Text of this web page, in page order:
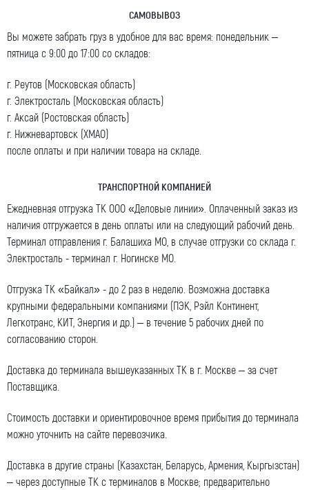
САМОВЫВОЗ
Вы можете забрать груз в удобное для вас время: понедельник –
пятница с 9:00 до 17:00 со складов:
г. Реутов (Московская область)
г. Электросталь (Московская область)
г. Аксай (Ростовская область)
г. Нижневартовск (ХМАО)
после оплаты и при наличии товара на складе.
ТРАНСПОРТНОЙ КОМПАНИЕЙ
Ежедневная отгрузка ТК ООО «Деловые линии». Оплаченный заказ из
наличия отгружается в день оплаты или на следующий рабочий день.
Терминал отправления г. Балашиха МО, в случае отгрузки со склада г.
Электросталь - терминал г. Ногинске МО.
Отгрузка ТК «Байкал» - до 2 раз в неделю. Возможна доставка
крупными федеральными компаниями (ПЭК, Рэйл Континент,
Легкотранс, КИТ, Энергия и др.) – в течение 5 рабочих дней по
согласованию сторон.
Доставка до терминала вышеуказанных ТК в г. Москве – за счет
Поставщика.
Стоимость доставки и ориентировочное время прибытия до терминала
можно уточнить на сайте перевозчика.
Доставка в другие страны (Казахстан, Беларусь, Армения, Кыргызстан)
– через доступные ТК с терминалов в Москве; предварительно